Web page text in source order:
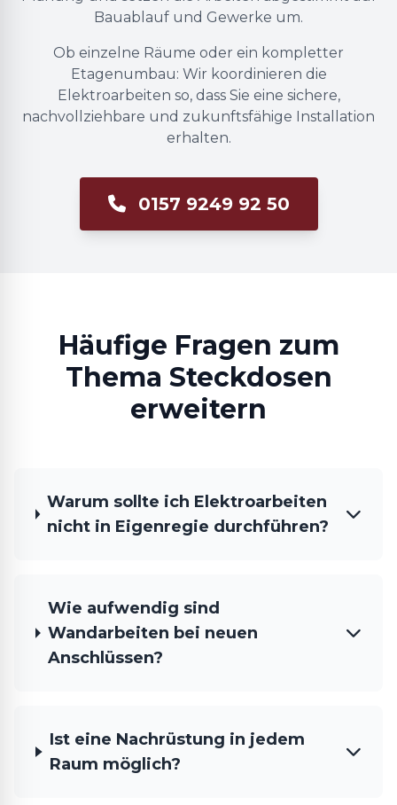
Bauablauf und Gewerke um.
Ob einzelne Räume oder ein kompletter
Etagenumbau: Wir koordinieren die
Elektroarbeiten so, dass Sie eine sichere,
nachvollziehbare und zukunftsfähige Installation
erhalten.
0157 9249 92 50
Häufige Fragen zum
Thema Steckdosen
erweitern
Warum sollte ich Elektroarbeiten
nicht in Eigenregie durchführen?
Wie aufwendig sind
Wandarbeiten bei neuen
Anschlüssen?
Ist eine Nachrüstung in jedem
Raum möglich?